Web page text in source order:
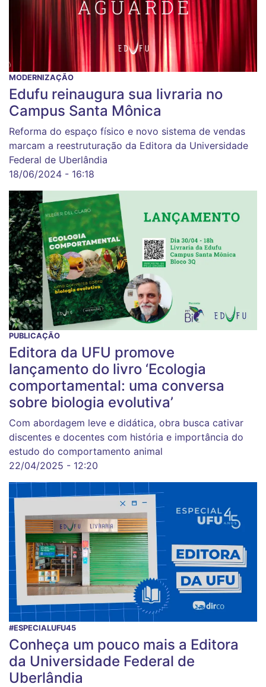
MODERNIZAÇÃO
Edufu reinaugura sua livraria no
Campus Santa Mônica
Reforma do espaço físico e novo sistema de vendas
marcam a reestruturação da Editora da Universidade
Federal de Uberlândia
18/06/2024 - 16:18
PUBLICAÇÃO
Editora da UFU promove
lançamento do livro ‘Ecologia
comportamental: uma conversa
sobre biologia evolutiva’
Com abordagem leve e didática, obra busca cativar
discentes e docentes com história e importância do
estudo do comportamento animal
22/04/2025 - 12:20
#ESPECIALUFU45
Conheça um pouco mais a Editora
da Universidade Federal de
Uberlândia